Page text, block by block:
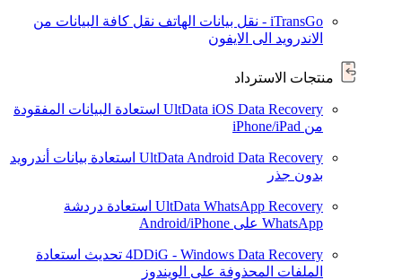
iTransGo - نقل بيانات الهاتف
نقل كافة البيانات من
الاندرويد الى الايفون
منتجات الاسترداد
UltData iOS Data Recovery استعادة البيانات المفقودة
من iPhone/iPad
UltData Android Data Recovery استعادة بيانات أندرويد
بدون جذر
UltData WhatsApp Recovery استعادة دردشة
WhatsApp على Android/iPhone
4DDiG - Windows Data Recovery تحديث استعادة
الملفات المحذوفة على الويندوز